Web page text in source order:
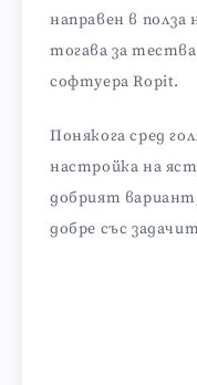
направен в
тогава за
софтуера Ropit.
Понякога сред
настройка на
добрият
добре със